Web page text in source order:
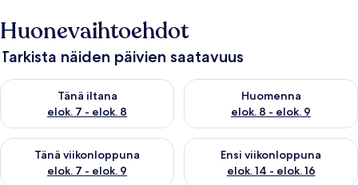
Huonevaihtoehdot
Tarkista näiden päivien saatavuus
Tänä iltana
elok. 7 - elok. 8
Tarkista tämän illan saatavuus elok. 7 - elok. 8
Huomenna
elok. 8 - elok. 9
Tarkista huomisen saatavuus
Tänä viikonloppuna
elok. 7 - elok. 9
Tarkista tämän viikonlopun saatavuus elok. 7 - elok. 9
Ensi viikonloppuna
elok. 14 - elok. 16
Tarkista ensi viikonlopun